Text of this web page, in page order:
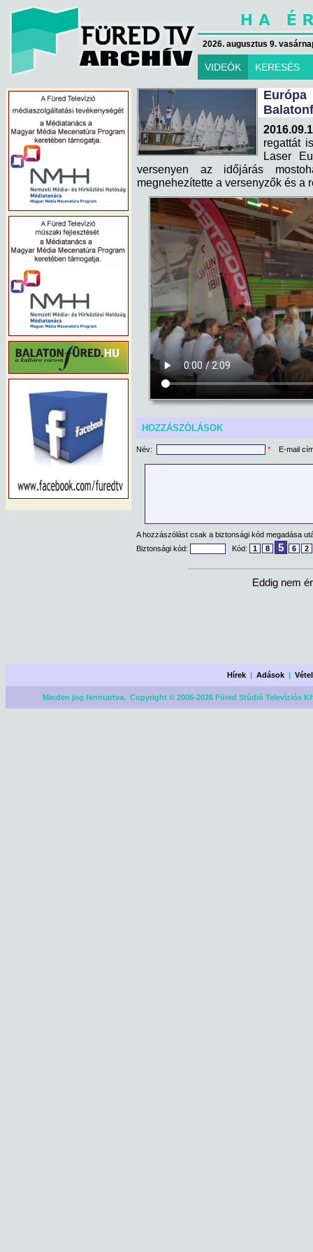
2026. augusztus 9.
VIDEÓK KERESÉS
regattát
Laser
versenyen az időjárás
megnehezítette a versenyzők és a
HOZZÁSZÓLÁSOK
Név: * E-mail
A hozzászólást csak a biztonsági kód megadása
Biztonsági kód:
Kód: 1 8 5 6 2
Eddig nem
Hírek |Adások |
Minden jog fenntartva. Copyright © 2005-2026 Füred Stúdió Televíziós